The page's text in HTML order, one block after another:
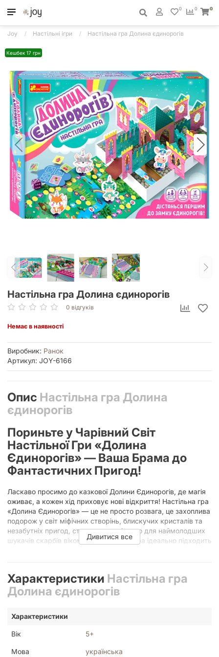
0
0 0
Joy Настільні ігри Настільна гра Долина єдинорогів
Кешбек 17 грн
Настільна гра Долина єдинорогів
0 відгуків
Немає в наявності
Виробник: Ранок
Артикул: JOY-6166
Опис Настільна гра Долина
єдинорогів
Пориньте у Чарівний Світ
Настільної Гри «Долина
Єдинорогів» — Ваша Брама до
Фантастичних Пригод!
Ласкаво просимо до казкової Долини Єдинорогів, де магія
оживає, а кожен хід приховує нові відкриття! Настільна гра
«Долина Єдинорогів» — це не просто розвага, це захоплива
подорож у світ міфічних створінь, блискучих кристалів та
незабутніх пригод, створена спеціально для наймолодших
шукачів скарбів віком від 5 років. Ця гра ідеально підходить
У «Долині Єдинорогів» діти зможуть розвивати логічне
мислення, стратегічні навички та вміння приймати рішення,
доброзичливими єдинорогами. Гра повністю україномовна,
родин, сприяючи розвитку рідної мови під час гри.
Чому «Долина Єдинорогів» —
Дивитися все
Характеристики Настільна гра
Долина єдинорогів
Характеристики
Вік 5+
Мова українська